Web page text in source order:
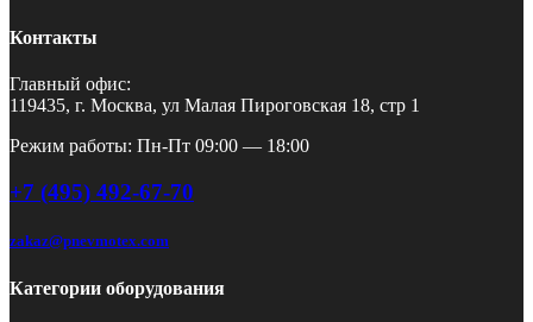
Контакты
Главный офис:
119435, г. Москва, ул Малая Пироговская 18, стр 1
Режим работы: Пн-Пт 09:00 — 18:00
+7 (495) 492-67-70
zakaz@pnevmotex.com
Категории оборудования